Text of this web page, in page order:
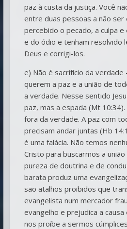
paz à custa da justiça. Você
entre duas pessoas a não ser
percebido o pecado, a culpa
e do ódio e tenham resolvido
Deus e corrigi-los.
e) Não é sacrifício da verdade
querem a paz e a união de
a verdade. Nesse sentido
paz, mas a espada (Mt 10:34).
fora da verdade. A paz com
precisam andar juntas (Hb
é uma falácia. Não temos
Cristo para buscarmos a
pureza de doutrina e de
barata produz uma
são atalhos proibidos que
evangelista num mercador
evangelho e prejudica a causa
nos proíbe a sermos